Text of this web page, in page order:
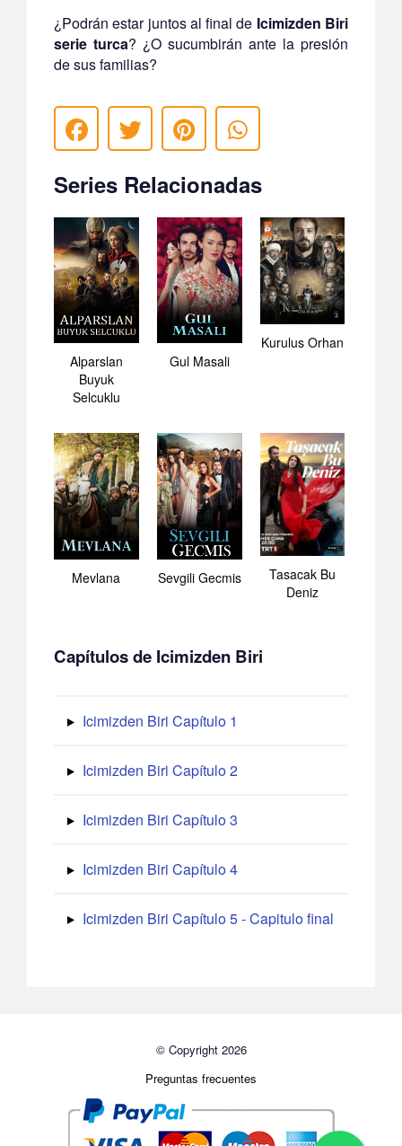
¿Podrán estar juntos al final de Icimizden Biri
serie turca? ¿O sucumbirán ante la presión
de sus familias?
Series Relacionadas
Alparslan
Buyuk
Selcuklu
Gul Masali
Kurulus Orhan
Mevlana Sevgili Gecmis
Tasacak Bu
Deniz
Capítulos de Icimizden Biri
Icimizden Biri Capítulo 1
Icimizden Biri Capítulo 2
Icimizden Biri Capítulo 3
Icimizden Biri Capítulo 4
Icimizden Biri Capítulo 5 - Capitulo final
© Copyright 2026
Preguntas frecuentes